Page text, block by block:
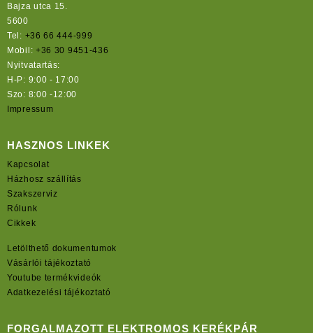
Bajza utca 15.
5600
Tel: +36 66 444-999
Mobil: +36 30 9451-436
Nyitvatartás:
H-P: 9:00 - 17:00
Szo: 8:00 -12:00
Impressum
HASZNOS LINKEK
Kapcsolat
Házhosz szállítás
Szakszerviz
Rólunk
Cikkek
Letölthető dokumentumok
Vásárlói tájékoztató
Youtube termékvideók
Adatkezelési tájékoztató
FORGALMAZOTT ELEKTROMOS KERÉKPÁR